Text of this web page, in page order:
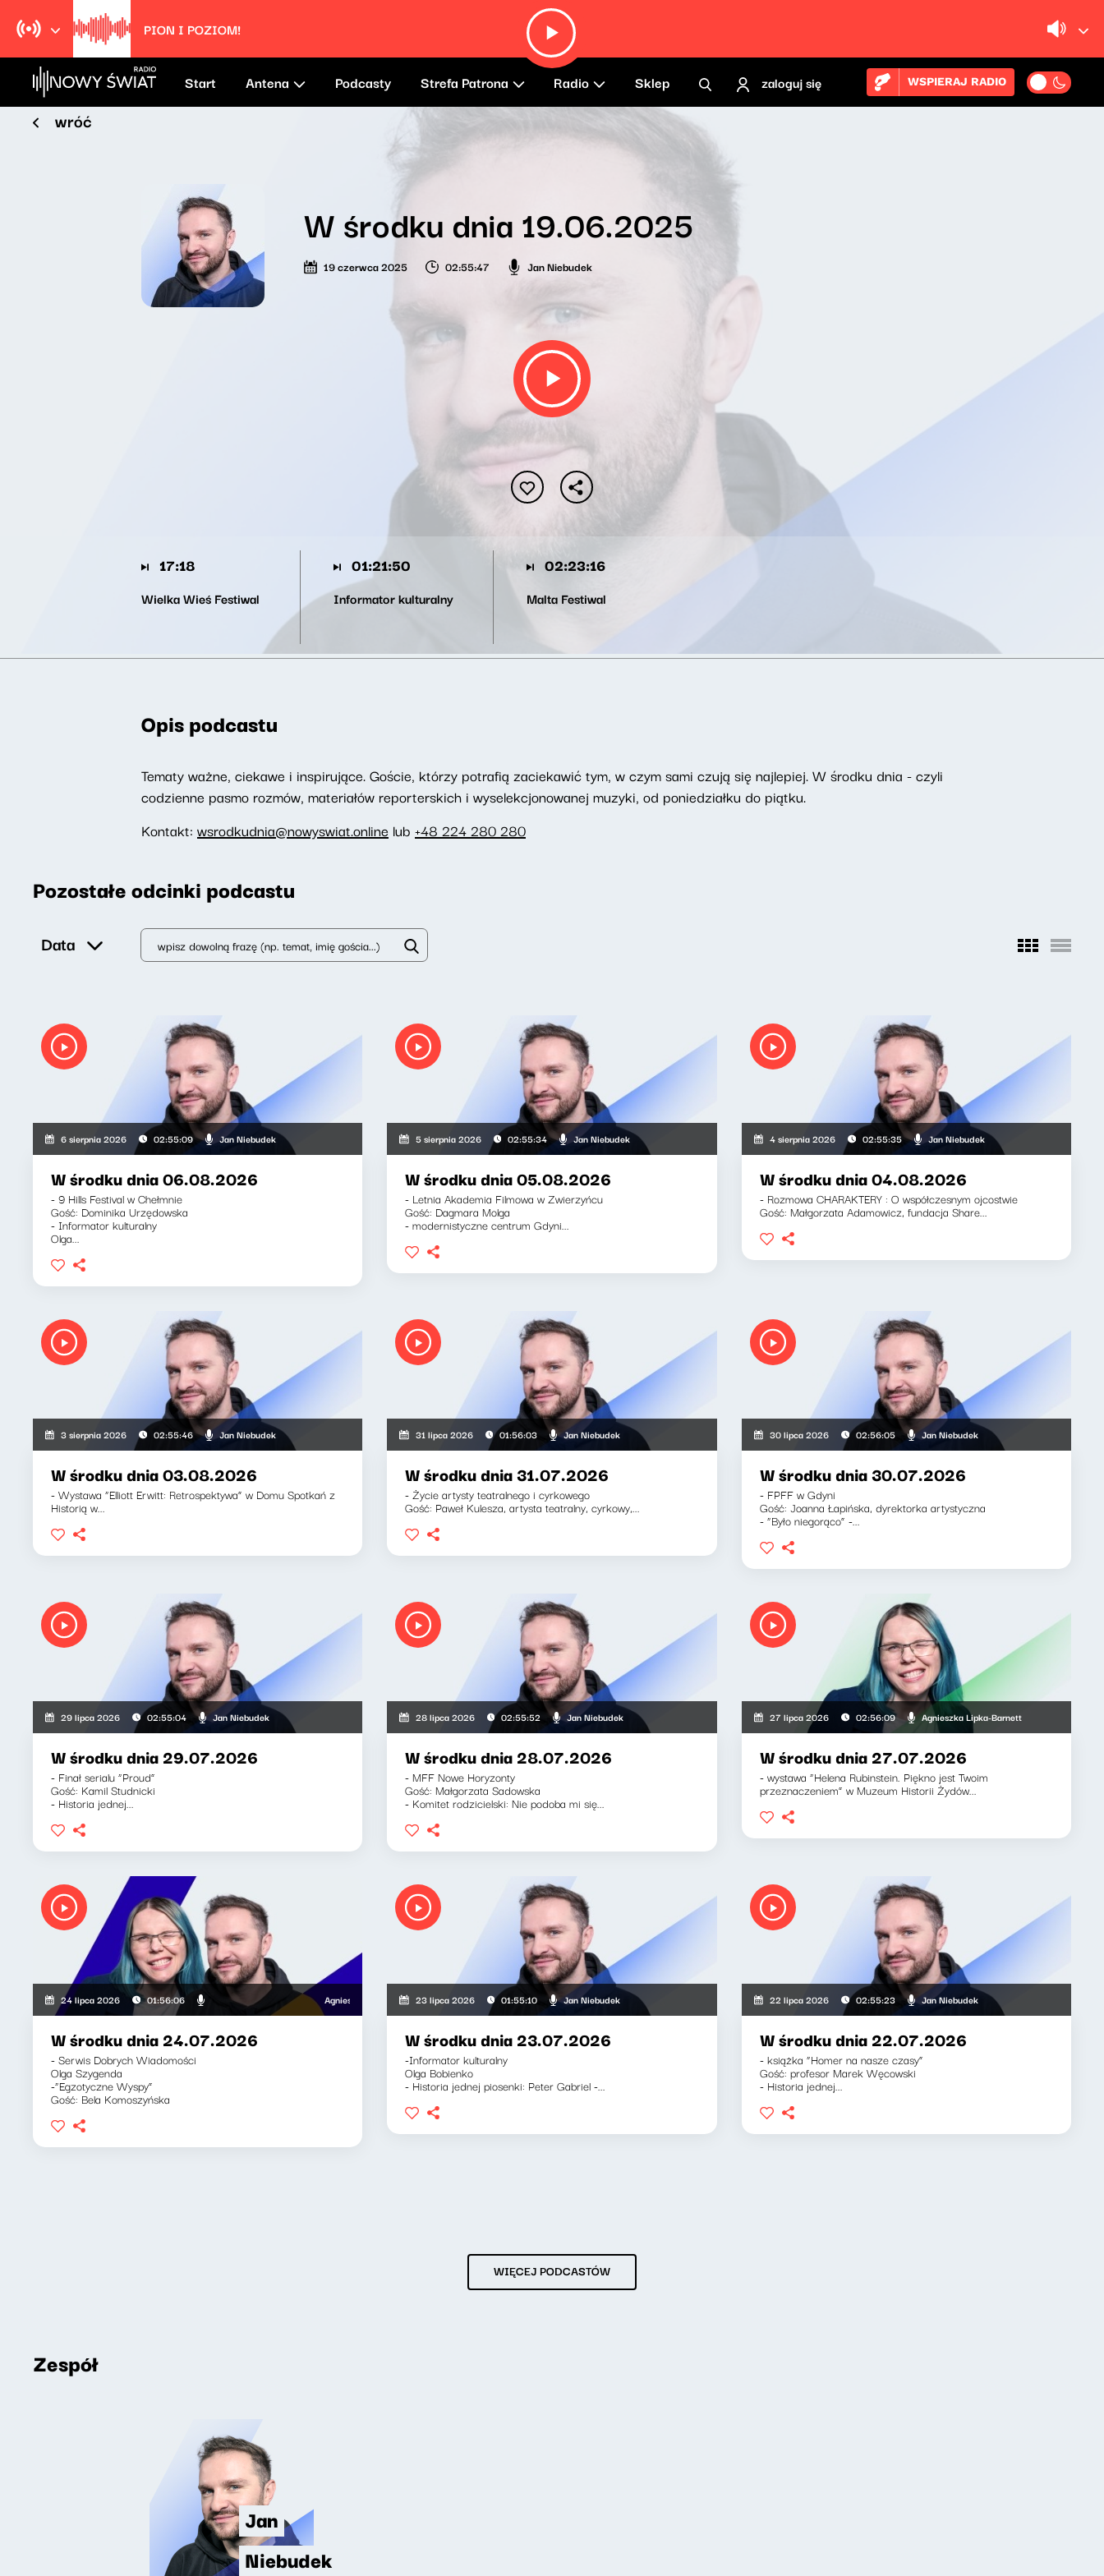
PION I POZIOM!
Start Antena Podcasty Strefa Patrona Radio Sklep zaloguj się WSPIERAJ RADIO
wróć
W środku dnia 19.06.2025
19 czerwca 2025 02:55:47 Jan Niebudek
17:18
Wielka Wieś Festiwal
01:21:50
Informator kulturalny
02:23:16
Malta Festiwal
Opis podcastu
Tematy ważne, ciekawe i inspirujące. Goście, którzy potrafią zaciekawić tym, w czym sami czują się najlepiej. W środku dnia - czyli
codzienne pasmo rozmów, materiałów reporterskich i wyselekcjonowanej muzyki, od poniedziałku do piątku.
Kontakt: wsrodkudnia@nowyswiat.online lub +48 224 280 280
Pozostałe odcinki podcastu
Data
6 sierpnia 2026 02:55:09 Jan Niebudek
W środku dnia 06.08.2026
- 9 Hills Festival w Chełmnie
Gość: Dominika Urzędowska
- Informator kulturalny
Olga...
5 sierpnia 2026 02:55:34 Jan Niebudek
W środku dnia 05.08.2026
- Letnia Akademia Filmowa w Zwierzyńcu
Gość: Dagmara Molga
- modernistyczne centrum Gdyni...
4 sierpnia 2026 02:55:35 Jan Niebudek
W środku dnia 04.08.2026
- Rozmowa CHARAKTERY : O współczesnym ojcostwie
Gość: Małgorzata Adamowicz, fundacja Share...
3 sierpnia 2026 02:55:46 Jan Niebudek
W środku dnia 03.08.2026
- Wystawa “Elliott Erwitt: Retrospektywa” w Domu Spotkań z
Historią w...
31 lipca 2026 01:56:03 Jan Niebudek
W środku dnia 31.07.2026
- Życie artysty teatralnego i cyrkowego
Gość: Paweł Kulesza, artysta teatralny, cyrkowy,...
30 lipca 2026 02:56:05 Jan Niebudek
W środku dnia 30.07.2026
- FPFF w Gdyni
Gość: Joanna Łapińska, dyrektorka artystyczna
- “Było niegorąco” -...
29 lipca 2026 02:55:04 Jan Niebudek
W środku dnia 29.07.2026
- Finał serialu “Proud”
Gość: Kamil Studnicki
- Historia jednej...
28 lipca 2026 02:55:52 Jan Niebudek
W środku dnia 28.07.2026
- MFF Nowe Horyzonty
Gość: Małgorzata Sadowska
- Komitet rodzicielski: Nie podoba mi się...
27 lipca 2026 02:56:09 Agnieszka Lipka-Barnett
W środku dnia 27.07.2026
- wystawa “Helena Rubinstein. Piękno jest Twoim
przeznaczeniem” w Muzeum Historii Żydów...
24 lipca 2026 01:56:06 Agnieszka Lipka-Barnett, Jan Niebudek
W środku dnia 24.07.2026
- Serwis Dobrych Wiadomości
Olga Szygenda
-“Egzotyczne Wyspy”
Gość: Bela Komoszyńska
23 lipca 2026 01:55:10 Jan Niebudek
W środku dnia 23.07.2026
-Informator kulturalny
Olga Bobienko
- Historia jednej piosenki: Peter Gabriel -...
22 lipca 2026 02:55:23 Jan Niebudek
W środku dnia 22.07.2026
- książka “Homer na nasze czasy”
Gość: profesor Marek Węcowski
- Historia jednej...
WIĘCEJ PODCASTÓW
Zespół
Jan
Niebudek